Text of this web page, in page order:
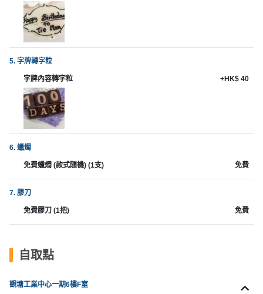
玩
樂
體
驗
手
作
工
作
坊
外
樂
遊
出
5. 字牌轉字粒
字牌內容轉字粒 +HK$ 40
6. 蠟燭
免費蠟燭 (款式隨機) (1支) 免費
7. 膠刀
免費膠刀 (1把) 免費
自取點
觀塘工業中心一期6樓F室